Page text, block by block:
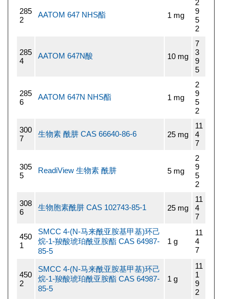
285
2
AATOM 647 NHS酯 1 mg
2
9
5
2
285
4
AATOM 647N酸 10 mg
7
3
9
5
285
6
AATOM 647N NHS酯 1 mg
2
9
5
2
300
7
生物素 酰肼 CAS 66640-86-6 25 mg
11
4
7
305
5
ReadiView 生物素 酰肼 5 mg
2
9
5
2
308
6
生物胞素酰肼 CAS 102743-85-1 25 mg
11
4
7
450
1
SMCC 4-(N-马来酰亚胺基甲基)环己
烷-1-羧酸琥珀酰亚胺酯 CAS 64987-
85-5
1 g
11
4
7
450
2
SMCC 4-(N-马来酰亚胺基甲基)环己
烷-1-羧酸琥珀酰亚胺酯 CAS 64987-
85-5
1 g
11
1
9
2